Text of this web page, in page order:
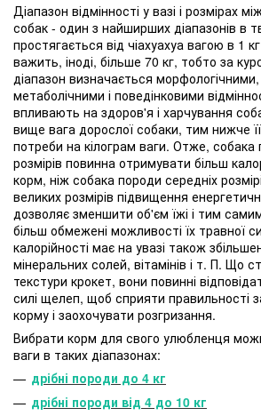
Діапазон відмінності у вазі і розмірах
собак - один з найширших діапазонів в
простягається від чіахуахуа вагою в 1
важить, іноді, більше 70 кг, тобто за
діапазон визначається
метаболічними і поведінковими
впливають на здоров'я і харчування
вище вага дорослої собаки, тим нижче
потреби на кілограм ваги. Отже, собака
розмірів повинна отримувати більш
корм, ніж собака породи середніх
великих розмірів підвищення
дозволяє зменшити об'єм їжі і тим
більш обмежені можливості їх травної
калорійності має на увазі також
мінеральних солей, вітамінів і т. П. Що
текстури крокет, вони повинні
силі щелеп, щоб сприяти правильності
корму і заохочувати розгризання.
Вибрати корм для свого улюбленця
ваги в таких діапазонах:
дрібні породи до 4 кг
дрібні породи від 4 до 10 кг